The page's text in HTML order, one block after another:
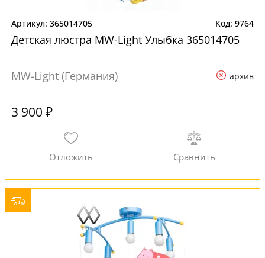
365014705 9764
Детская люстра MW-Light Улыбка 365014705
MW-Light (Германия) архив
3 900 ₽